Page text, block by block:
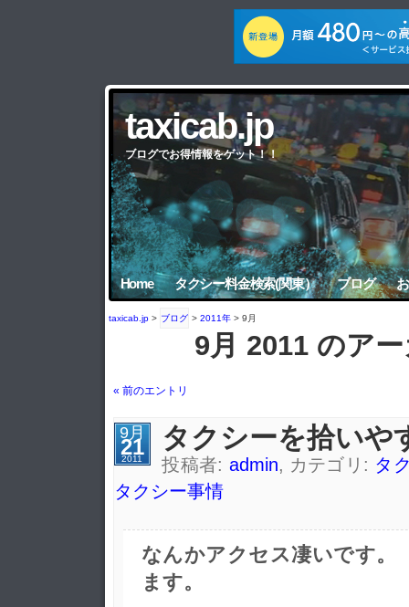
taxicab.jp
ブログでお得情報をゲット！！
Home タクシー料金検索(関東） ブログ
taxicab.jp> ブログ > 2011年> 9月
9月 2011 のア
« 前のエントリ
9月
21
2011
タクシーを拾いや
投稿者: admin, カテゴリ: タ
タクシー事情
なんかアクセス凄いです
ます。